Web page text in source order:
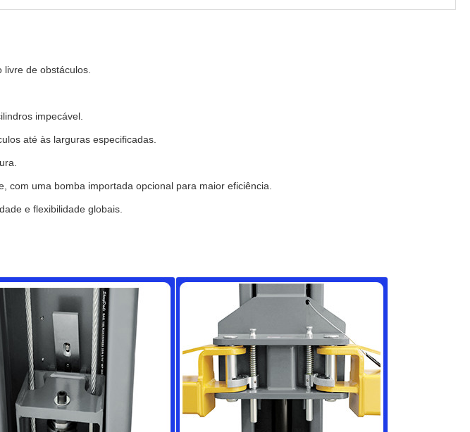
de obstáculos.
impecável.
até às larguras especificadas.
com uma bomba importada opcional para maior eficiência.
e flexibilidade globais.